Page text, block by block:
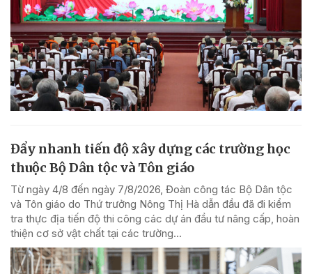
Đẩy nhanh tiến độ xây dựng các trường học
thuộc Bộ Dân tộc và Tôn giáo
Từ ngày 4/8 đến ngày 7/8/2026, Đoàn công tác Bộ Dân tộc
và Tôn giáo do Thứ trưởng Nông Thị Hà dẫn đầu đã đi kiểm
tra thực địa tiến độ thi công các dự án đầu tư nâng cấp, hoàn
thiện cơ sở vật chất tại các trường...